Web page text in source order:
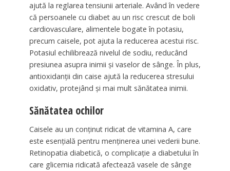
ajută la reglarea tensiunii arteriale. Având în vedere
că persoanele cu diabet au un risc crescut de boli
cardiovasculare, alimentele bogate în potasiu,
precum caisele, pot ajuta la reducerea acestui risc.
Potasiul echilibrează nivelul de sodiu, reducând
presiunea asupra inimii și vaselor de sânge. În plus,
antioxidanții din caise ajută la reducerea stresului
oxidativ, protejând și mai mult sănătatea inimii.
Sănătatea ochilor
Caisele au un conținut ridicat de vitamina A, care
este esențială pentru menținerea unei vederii bune.
Retinopatia diabetică, o complicație a diabetului în
care glicemia ridicată afectează vasele de sânge